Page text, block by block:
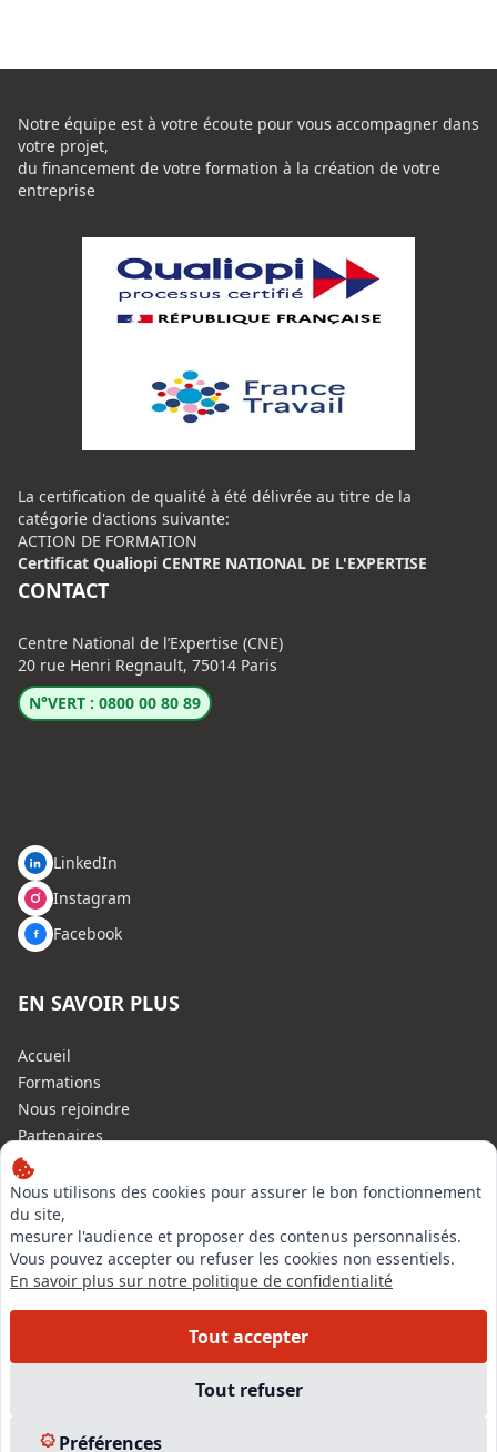
Nous utilisons des cookies pour assurer le bon fonctionnement
du site,
mesurer l'audience et proposer des contenus personnalisés.
Vous pouvez accepter ou refuser les cookies non essentiels.
En savoir plus sur notre politique de confidentialité
Tout accepter
Tout refuser
Préférences
Notre équipe est à votre écoute pour vous accompagner dans
votre projet,
du financement de votre formation à la création de votre
entreprise
La certification de qualité à été délivrée au titre de la
catégorie d'actions suivante:
ACTION DE FORMATION
Certificat Qualiopi CENTRE NATIONAL DE L'EXPERTISE
CONTACT
Centre National de l’Expertise (CNE)
20 rue Henri Regnault, 75014 Paris
N°VERT : 0800 00 80 89
LinkedIn
Instagram
Facebook
EN SAVOIR PLUS
Accueil
Formations
Nous rejoindre
Partenaires
Autres missions
Le C.N.E.
Membre IVSC
Logiciel
L’Expert
Tarifs
Experts Immobiliers par régions
Plan du site